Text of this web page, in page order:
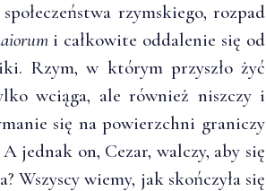
rzymskiego, rozpad
i całkowite oddalenie się od
Rzym, w którym przyszło żyć
wciąga, ale również niszczy i
się na powierzchni graniczy
jednak on, Cezar, walczy, aby się
wiemy, jak skończyła się